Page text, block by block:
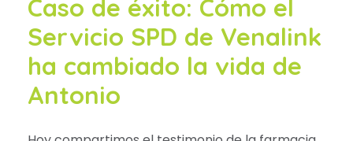
Caso de éxito: Cómo el
Servicio SPD de Venalink
ha cambiado la vida de
Antonio